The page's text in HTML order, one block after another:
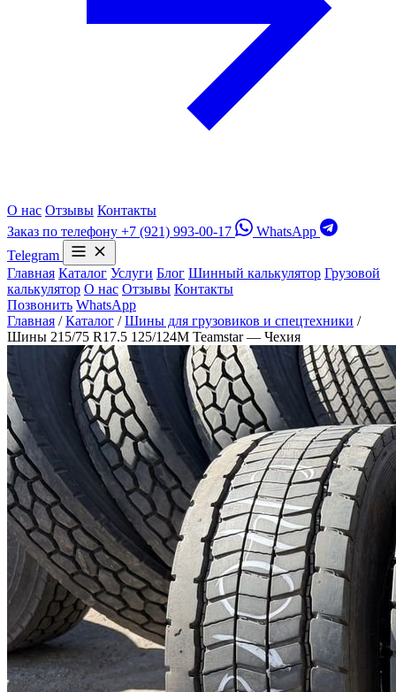
О нас Отзывы Контакты
Заказ по телефону +7 (921) 993-00-17
WhatsApp
Telegram
Главная Каталог Услуги Блог Шинный калькулятор Грузовой
калькулятор О нас Отзывы Контакты
Позвонить WhatsApp
Главная / Каталог / Шины для грузовиков и спецтехники /
Шины 215/75 R17.5 125/124M Teamstar — Чехия